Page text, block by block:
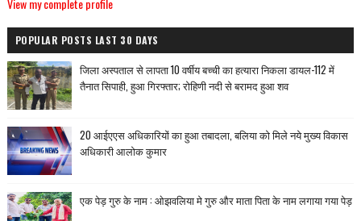
View my complete profile
POPULAR POSTS LAST 30 DAYS
जिला अस्पताल से लापता 10 वर्षीय बच्ची का हत्यारा निकला डायल-112 में
तैनात सिपाही, हुआ गिरफ्तार; रोहिणी नदी से बरामद हुआ शव
20 आईएएस अधिकारियों का हुआ तबादला, बलिया को मिले नये मुख्य विकास
अधिकारी आलोक कुमार
एक पेड़ गुरु के नाम : ओझवलिया मे गुरु और माता पिता के नाम लगाया गया पेड़